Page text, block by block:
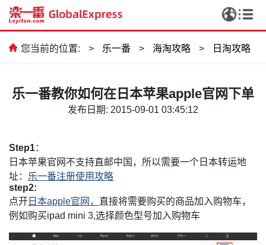
您当前的位置: > 乐一番 > 海淘攻略 > 日淘攻略
乐一番教你如何在日本苹果apple官网下单
发布日期: 2015-09-01 03:45:12
Step1：
日本苹果官网不支持直邮中国，所以需要一个日本转运地
址： 乐一番注册使用攻略
step2:
点开 日本apple官网， 直接将需要购买的商品加入购物车，
例如购买ipad mini 3,选择颜色型号加入购物车